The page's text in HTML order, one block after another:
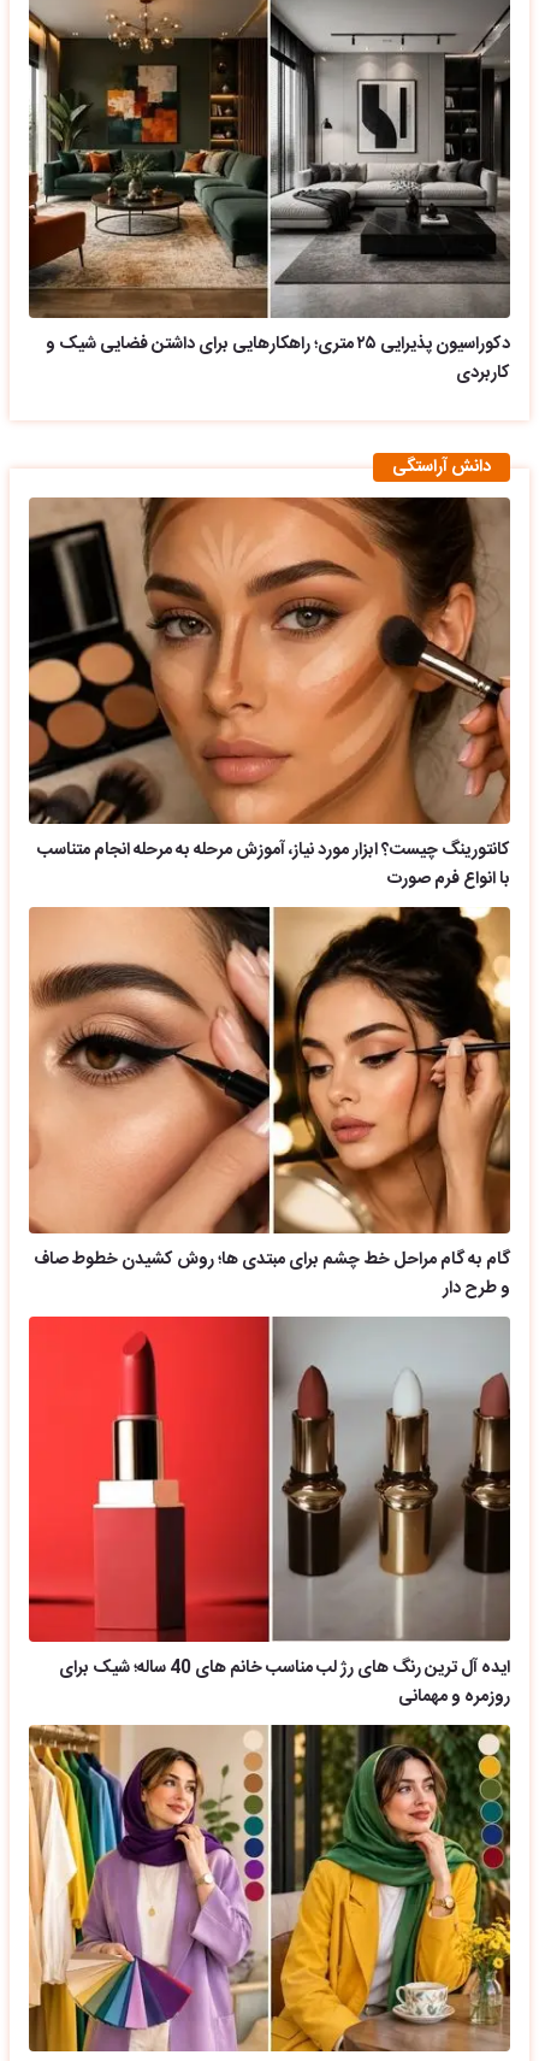
دکوراسیون پذیرایی ۲۵ متری؛ راهکارهایی برای داشتن فضایی شیک و
کاربردی
دانش آراستگی
کانتورینگ چیست؟ ابزار مورد نیاز، آموزش مرحله به مرحله انجام متناسب
با انواع فرم صورت
گام به گام مراحل خط چشم برای مبتدی ها؛ روش کشیدن خطوط صاف
و طرح دار
ایده آل ترین رنگ های رژ لب مناسب خانم های 40 ساله؛ شیک برای
روزمره و مهمانی